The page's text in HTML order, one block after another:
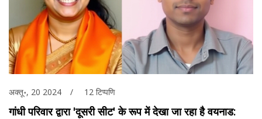
अक्तू॰, 20 2024 12 टिप्पणि
गांधी परिवार द्वारा 'दूसरी सीट' के रूप में देखा जा रहा है वयनाड: